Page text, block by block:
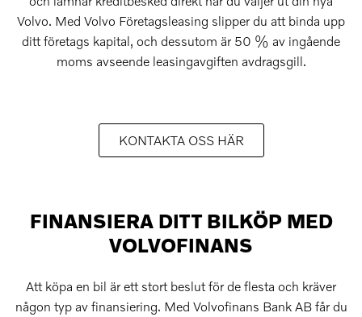
Volvo. Med Volvo Företagsleasing slipper du att binda upp
ditt företags kapital, och dessutom är 50 % av ingående
moms avseende leasingavgiften avdragsgill.
KONTAKTA OSS HÄR
FINANSIERA DITT BILKÖP MED
VOLVOFINANS
Att köpa en bil är ett stort beslut för de flesta och kräver
någon typ av finansiering. Med Volvofinans Bank AB får du